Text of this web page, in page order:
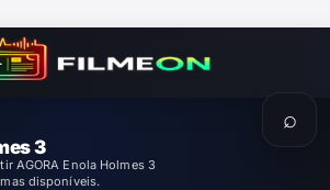
3
AGORA Enola Holmes 3
disponíveis.
⌕